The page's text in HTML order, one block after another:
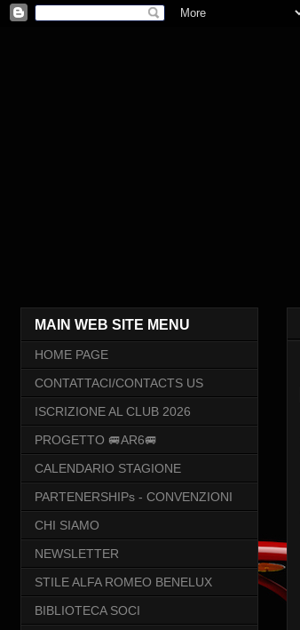
MAIN WEB SITE MENU
HOME PAGE
CONTATTACI/CONTACTS US
ISCRIZIONE AL CLUB 2026
PROGETTO 🚐AR6🚐
CALENDARIO STAGIONE
PARTENERSHIPs - CONVENZIONI
CHI SIAMO
NEWSLETTER
STILE ALFA ROMEO BENELUX
BIBLIOTECA SOCI